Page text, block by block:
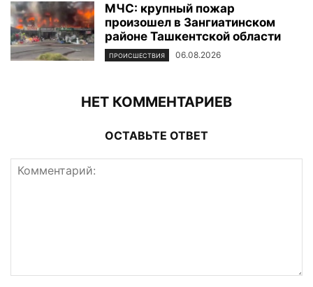
МЧС: крупный пожар
произошел в Зангиатинском
районе Ташкентской области
ПРОИСШЕСТВИЯ 06.08.2026
НЕТ КОММЕНТАРИЕВ
ОСТАВЬТЕ ОТВЕТ